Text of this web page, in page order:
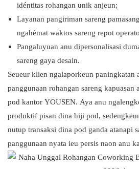
idéntitas rohangan unik anjeun;
Layanan pangiriman sareng
ngahémat waktos sareng repot
Pangaluyuan anu dipersonalisasi
sareng gaya desain.
Seueur klien ngalaporkeun paningkatan
panggunaan rohangan sareng kapuasan
pod kantor YOUSEN. Aya anu
produktif pisan dina hiji pod,
nutup transaksi dina pod ganda atanapi
panggunaan nyata ieu persis naon anu